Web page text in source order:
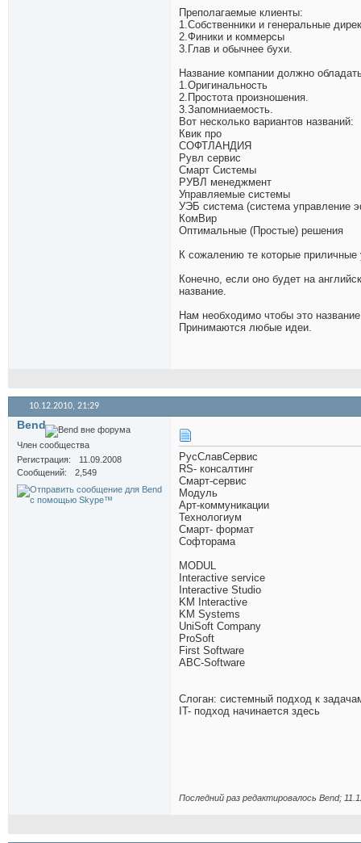
Преполагаемые клиенты:
1.Собственники и генеральные
2.Финики и коммерсы
3.Глав и обычнее бухи.
Название компании должно
1.Оригинальность
2.Простота произношения.
3.Запомниаемость.
Вот несколько вариантов названий:
Квик про
СОФТЛАНДИЯ
Рувл сервис
Смарт Системы
РУВЛ менеджмент
Управляемые системы
УЭБ система (система управление
КомВир
Оптимальные (Простые) решения
К сожалению те которые приличные
Конечно, если оно будет на
название.
Нам необходимо чтобы это
Принимаются любые идеи.
10.12.2010, 21:29
Bend
Член сообщества
Регистрация
11.09.2008
Сообщений
2,549
РусСлавСервис
RS- консалтинг
Смарт-сервис
Модуль
Арт-коммуникации
Технологиум
Смарт- формат
Софторама
MODUL
Interactive service
Interactive Studio
KM Interactive
KM Systems
UniSoft Company
ProSoft
First Software
ABC-Software
Слоган: системный подход к
IT- подход начинается здесь
Последний раз редактировалось Bend;